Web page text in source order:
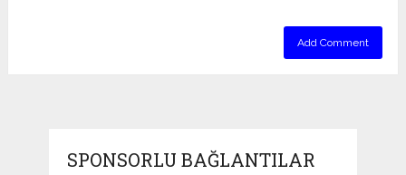
SPONSORLU BAĞLANTILAR